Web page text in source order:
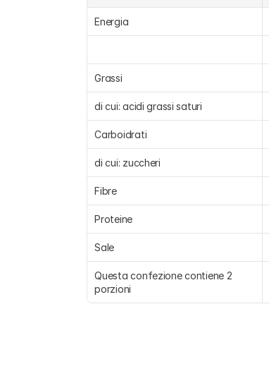
Energia
Grassi
di cui: acidi grassi saturi
Carboidrati
di cui: zuccheri
Fibre
Proteine
Sale
Questa confezione contiene 2
porzioni